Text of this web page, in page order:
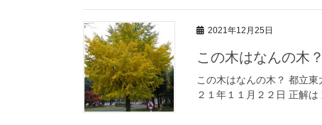
2021年12月25日
この木はなんの木？
この木はなんの木？ 都立
２１年１１月２２日 正解